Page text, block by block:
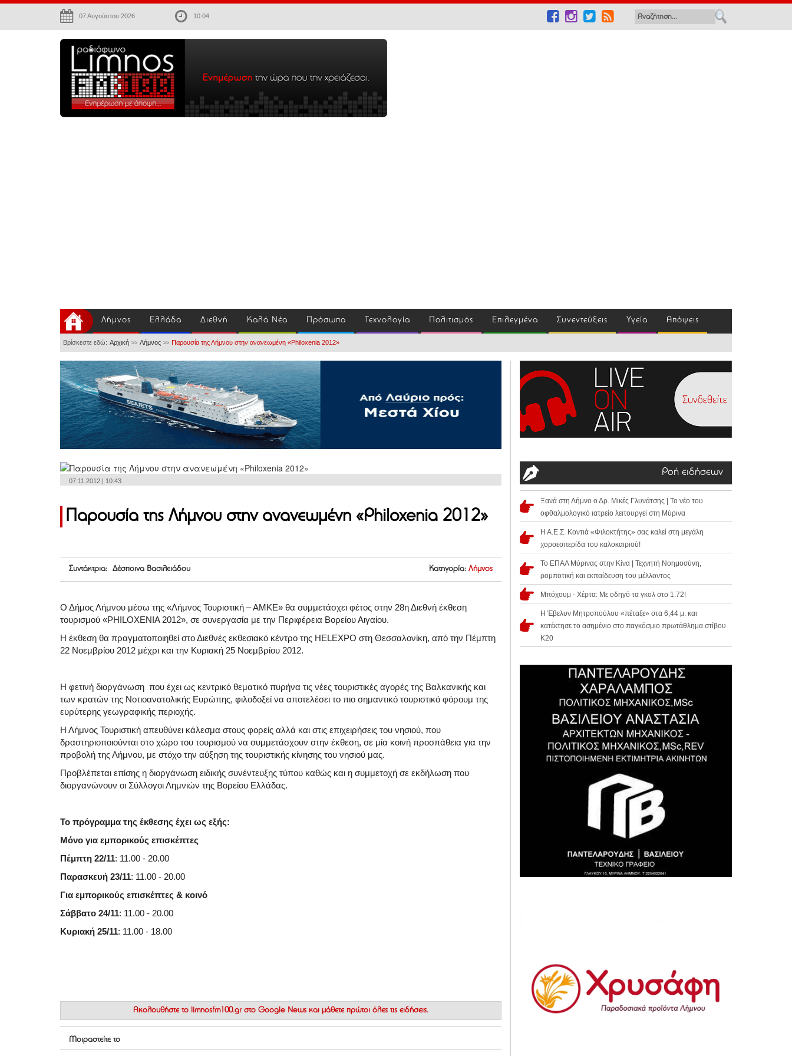
07 Αυγούστου 2026 10:05
Λήμνος Ελλάδα Διεθνή Καλά Νέα Πρόσωπα Τεχνολογία Πολιτισμός Επιλεγμένα Συνεντεύξεις Υγεία Απόψεις
Βρίσκεστε εδώ: Αρχική >> Λήμνος >> Παρουσία της Λήμνου στην ανανεωμένη «Philoxenia 2012»
07.11.2012 | 10:43
Παρουσία της Λήμνου στην ανανεωμένη «Philoxenia 2012»
Συντάκτρια: Δέσποινα Βασιλειάδου Κατηγορία: Λήμνος
Ο Δήμος Λήμνου μέσω της «Λήμνος Τουριστική – ΑΜΚΕ» θα συμμετάσχει φέτος στην 28η Διεθνή έκθεση
τουρισμού «PHILOXENIA 2012», σε συνεργασία με την Περιφέρεια Βορείου Αιγαίου.
Η έκθεση θα πραγματοποιηθεί στο Διεθνές εκθεσιακό κέντρο της HELEXPO στη Θεσσαλονίκη, από την Πέμπτη
22 Νοεμβρίου 2012 μέχρι και την Κυριακή 25 Νοεμβρίου 2012.
Η φετινή διοργάνωση που έχει ως κεντρικό θεματικό πυρήνα τις νέες τουριστικές αγορές της Βαλκανικής και
των κρατών της Νοτιοανατολικής Ευρώπης, φιλοδοξεί να αποτελέσει το πιο σημαντικό τουριστικό φόρουμ της
ευρύτερης γεωγραφικής περιοχής.
Η Λήμνος Τουριστική απευθύνει κάλεσμα στους φορείς αλλά και στις επιχειρήσεις του νησιού, που
δραστηριοποιούνται στο χώρο του τουρισμού να συμμετάσχουν στην έκθεση, σε μία κοινή προσπάθεια για την
προβολή της Λήμνου, με στόχο την αύξηση της τουριστικής κίνησης του νησιού μας.
Προβλέπεται επίσης η διοργάνωση ειδικής συνέντευξης τύπου καθώς και η συμμετοχή σε εκδήλωση που
διοργανώνουν οι Σύλλογοι Λημνιών της Βορείου Ελλάδας.
Το πρόγραμμα της έκθεσης έχει ως εξής:
Μόνο για εμπορικούς επισκέπτες
Πέμπτη 22/11: 11.00 - 20.00
Παρασκευή 23/11: 11.00 - 20.00
Για εμπορικούς επισκέπτες & κοινό
Σάββατο 24/11: 11.00 - 20.00
Κυριακή 25/11: 11.00 - 18.00
Ακολουθήστε το limnosfm100.gr στο Google News και μάθετε πρώτοι όλες τις ειδήσεις.
Μοιραστείτε το
Ροή ειδήσεων
Ξανά στη Λήμνο ο Δρ. Μικές Γλυνάτσης | Το νέο του
οφθαλμολογικό ιατρείο λειτουργεί στη Μύρινα
Η Α.Ε.Σ. Κοντιά «Φιλοκτήτης» σας καλεί στη μεγάλη
χοροεσπερίδα του καλοκαιριού!
Το ΕΠΑΛ Μύρινας στην Κίνα | Τεχνητή Νοημοσύνη,
ρομποτική και εκπαίδευση του μέλλοντος
Μπόχουμ - Χέρτα: Με οδηγό τα γκολ στο 1.72!
Η Έβελυν Μητροπούλου «πέταξε» στα 6,44 μ. και
κατέκτησε το ασημένιο στο παγκόσμιο πρωτάθλημα στίβου
Κ20